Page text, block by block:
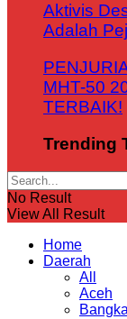
Aktivis
Adalah
MHT-50
TERBAIK!
Trending
No Result
View All Result
Home
Daerah
All
Aceh